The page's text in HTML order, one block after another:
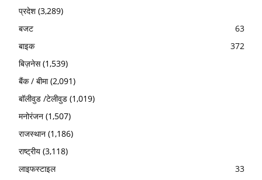
प्रदेश(3,289)
बजट
63
बाइक
372
बिज़नेस(1,539)
बैंक / बीमा(2,091)
बॉलीवुड /टेलीवुड (1,019)
मनोरंजन (1,507)
राजस्थान (1,186)
राष्ट्रीय (3,118)
लाइफस्टाइल
33